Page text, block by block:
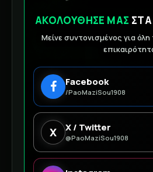
ΑΚΟΛΟΥΘΗΣΕ ΜΑΣ ΣΤΑ
Μείνε συντονισμένος για όλη
Facebook
/PaoMaziSou1908
X X / Twitter
@PaoMaziSou1908